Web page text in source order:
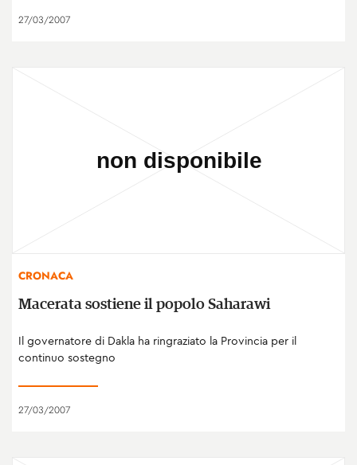
27/03/2007
CRONACA
Macerata sostiene il popolo Saharawi
Il governatore di Dakla ha ringraziato la Provincia per il
continuo sostegno
27/03/2007